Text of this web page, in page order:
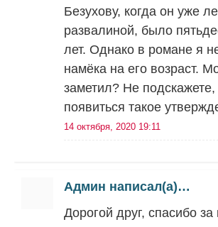
Безухову, когда он уже
развалиной, было
лет. Однако в романе я
намёка на его возраст.
заметил? Не подскажете,
появиться такое
14 октября, 2020 19:11
Админ написал(а)…
Дорогой друг, спасибо